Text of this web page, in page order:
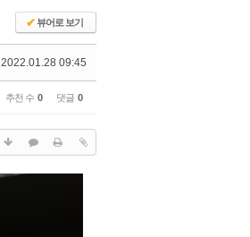
✔뷰어로 보기
2022.01.28 09:45
추천 수 0 댓글 0